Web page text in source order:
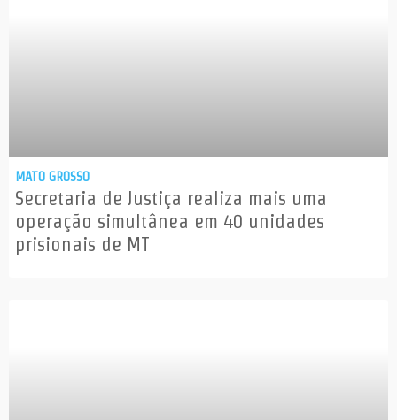
MATO GROSSO
Secretaria de Justiça realiza mais uma
operação simultânea em 40 unidades
prisionais de MT